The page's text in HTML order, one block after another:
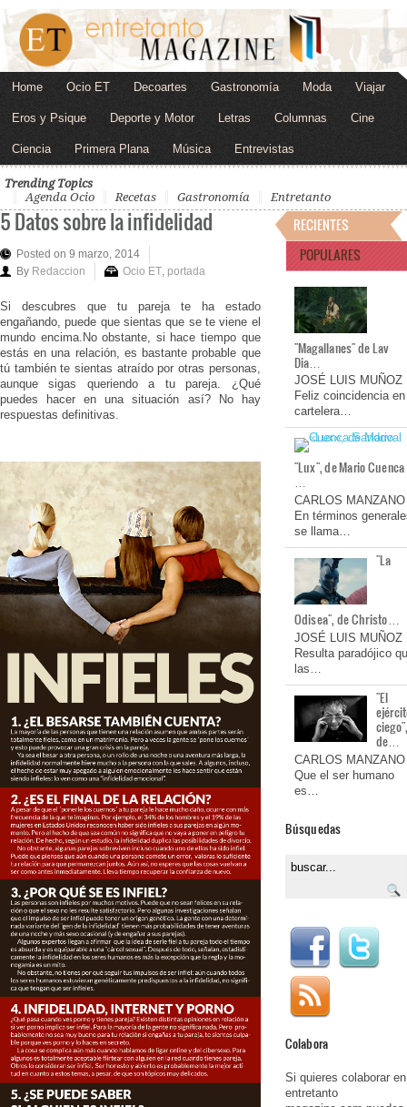
Home Ocio ET Decoartes Gastronomía Moda Viajar
Eros y Psique Deporte y Motor Letras Columnas Cine
Ciencia Primera Plana Música Entrevistas
Trending Topics
Agenda Ocio
Recetas Gastronomía Entretanto
5 Datos sobre la infidelidad
Posted on 9 marzo, 2014
By Redaccion Ocio ET portada
Si descubres que tu pareja te ha estado
engañando, puede que sientas que se te viene el
mundo encima.No obstante, si hace tiempo que
estás en una relación, es bastante probable que
tú también te sientas atraído por otras personas,
aunque sigas queriendo a tu pareja. ¿Qué
puedes hacer en una situación así? No hay
respuestas definitivas.
RECIENTES
POPULARES
"Magallanes" de Lav
Dia…
JOSÉ LUIS MUÑOZ
Feliz coincidencia en
cartelera…
"Lux", de Mario Cuenca
…
CARLOS MANZANO
En términos
se llama…
"La
Odisea", de Christo…
JOSÉ LUIS MUÑOZ
Resulta paradójico
las…
"El
de…
CARLOS MANZANO
Que el ser humano
es…
Búsquedas
Colabora
Si quieres colaborar en
entretanto